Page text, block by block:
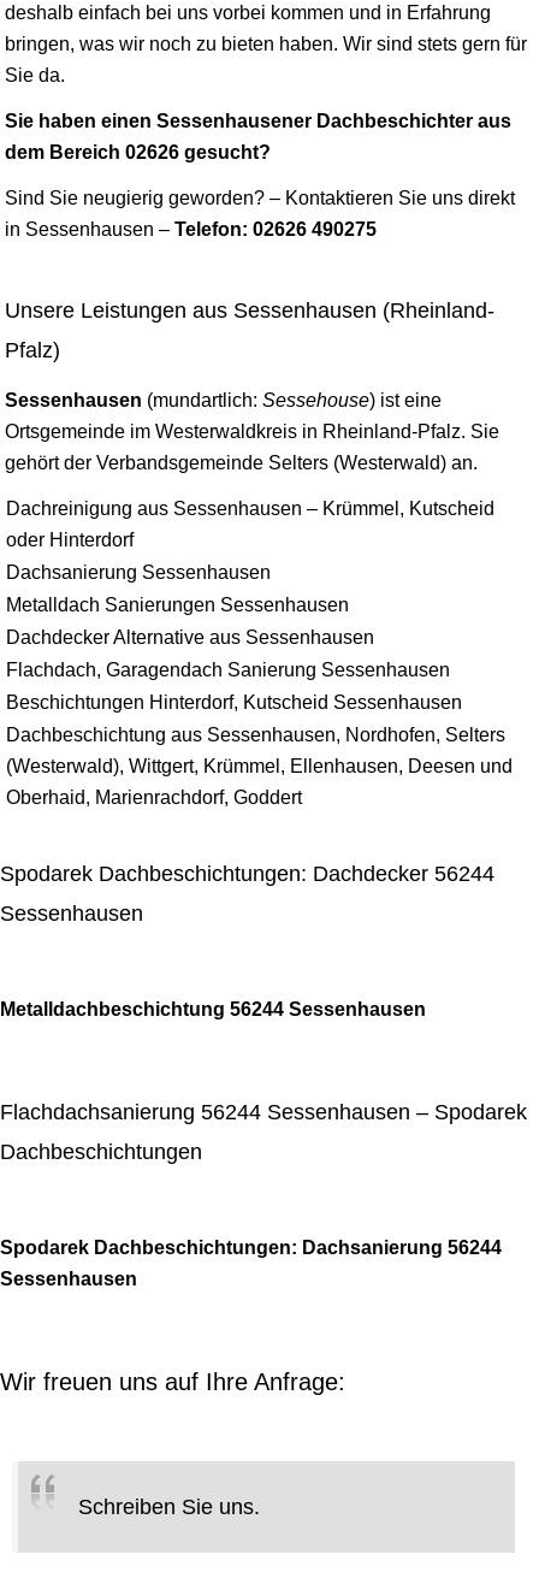
deshalb einfach bei uns vorbei kommen und in Erfahrung
bringen, was wir noch zu bieten haben. Wir sind stets gern für
Sie da.
Sie haben einen Sessenhausener Dachbeschichter aus
dem Bereich 02626 gesucht?
Sind Sie neugierig geworden? – Kontaktieren Sie uns direkt
in Sessenhausen – Telefon: 02626 490275
Unsere Leistungen aus Sessenhausen (Rheinland-
Pfalz)
Sessenhausen (mundartlich: Sessehouse) ist eine
Ortsgemeinde im Westerwaldkreis in Rheinland-Pfalz. Sie
gehört der Verbandsgemeinde Selters (Westerwald) an.
Dachreinigung aus Sessenhausen – Krümmel, Kutscheid
oder Hinterdorf
Dachsanierung Sessenhausen
Metalldach Sanierungen Sessenhausen
Dachdecker Alternative aus Sessenhausen
Flachdach, Garagendach Sanierung Sessenhausen
Beschichtungen Hinterdorf, Kutscheid Sessenhausen
Dachbeschichtung aus Sessenhausen, Nordhofen, Selters
(Westerwald), Wittgert, Krümmel, Ellenhausen, Deesen und
Oberhaid, Marienrachdorf, Goddert
Spodarek Dachbeschichtungen: Dachdecker 56244
Sessenhausen
Metalldachbeschichtung 56244 Sessenhausen
Flachdachsanierung 56244 Sessenhausen – Spodarek
Dachbeschichtungen
Spodarek Dachbeschichtungen: Dachsanierung 56244
Sessenhausen
Wir freuen uns auf Ihre Anfrage:
Schreiben Sie uns.